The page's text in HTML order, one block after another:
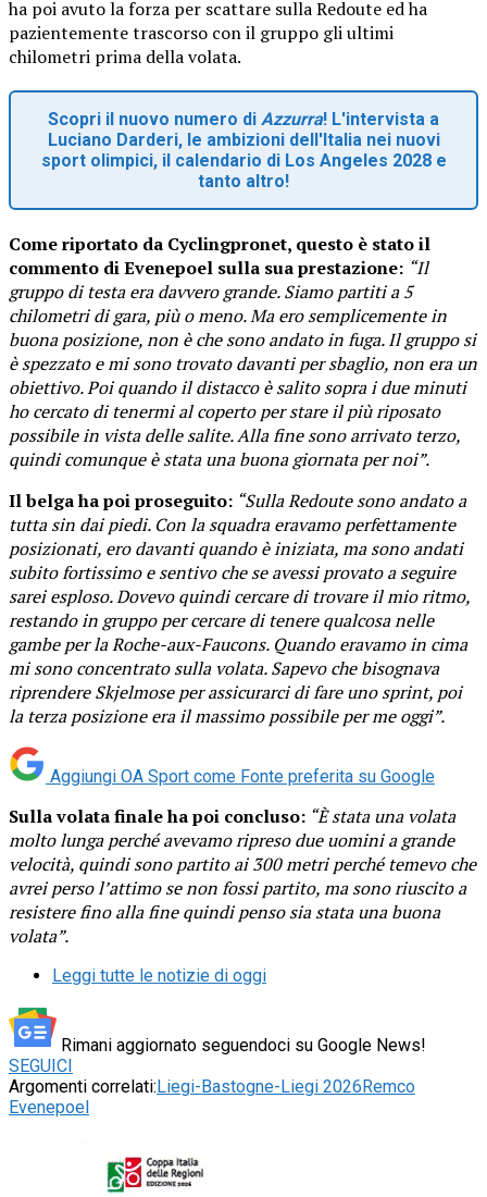
ha poi avuto la forza per scattare sulla Redoute ed ha
pazientemente trascorso con il gruppo gli ultimi
chilometri prima della volata.
Scopri il nuovo numero di Azzurra! L'intervista a
Luciano Darderi, le ambizioni dell'Italia nei nuovi
sport olimpici, il calendario di Los Angeles 2028 e
tanto altro!
Come riportato da Cyclingpronet, questo è stato il
commento di Evenepoel sulla sua prestazione: “Il
gruppo di testa era davvero grande. Siamo partiti a 5
chilometri di gara, più o meno. Ma ero semplicemente in
buona posizione, non è che sono andato in fuga. Il gruppo si
è spezzato e mi sono trovato davanti per sbaglio, non era un
obiettivo. Poi quando il distacco è salito sopra i due minuti
ho cercato di tenermi al coperto per stare il più riposato
possibile in vista delle salite. Alla fine sono arrivato terzo,
quindi comunque è stata una buona giornata per noi”.
Il belga ha poi proseguito: “Sulla Redoute sono andato a
tutta sin dai piedi. Con la squadra eravamo perfettamente
posizionati, ero davanti quando è iniziata, ma sono andati
subito fortissimo e sentivo che se avessi provato a seguire
sarei esploso. Dovevo quindi cercare di trovare il mio ritmo,
restando in gruppo per cercare di tenere qualcosa nelle
gambe per la Roche-aux-Faucons. Quando eravamo in cima
mi sono concentrato sulla volata. Sapevo che bisognava
riprendere Skjelmose per assicurarci di fare uno sprint, poi
la terza posizione era il massimo possibile per me oggi”.
Aggiungi OA Sport come Fonte preferita su Google
Sulla volata finale ha poi concluso: “È stata una volata
molto lunga perché avevamo ripreso due uomini a grande
velocità, quindi sono partito ai 300 metri perché temevo che
avrei perso l’attimo se non fossi partito, ma sono riuscito a
resistere fino alla fine quindi penso sia stata una buona
volata”.
Leggi tutte le notizie di oggi
Rimani aggiornato seguendoci su Google News!
SEGUICI
Argomenti correlati:Liegi-Bastogne-Liegi 2026Remco
Evenepoel